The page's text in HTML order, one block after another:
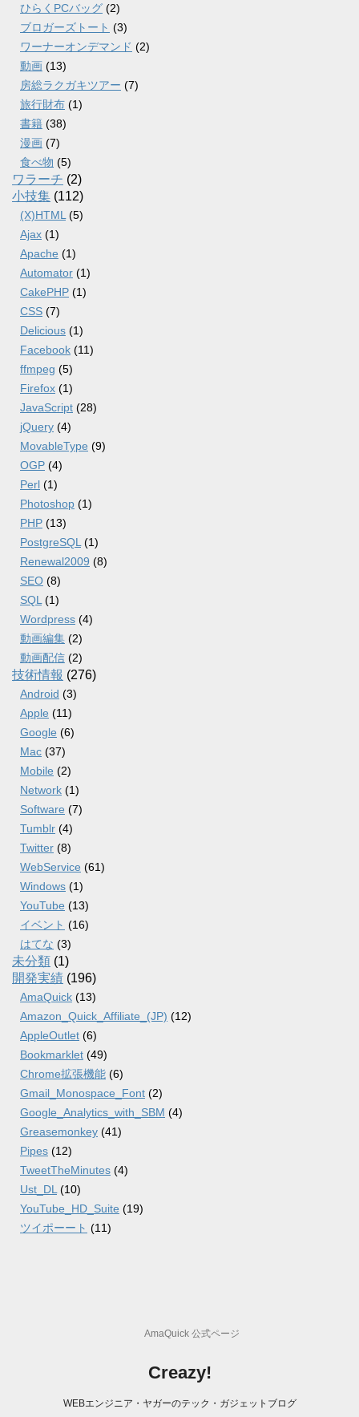
ひらくPCバッグ (2)
ブロガーズトート (3)
ワーナーオンデマンド (2)
動画 (13)
房総ラクガキツアー (7)
旅行財布 (1)
書籍 (38)
漫画 (7)
食べ物 (5)
ワラーチ (2)
小技集 (112)
(X)HTML (5)
Ajax (1)
Apache (1)
Automator (1)
CakePHP (1)
CSS (7)
Delicious (1)
Facebook (11)
ffmpeg (5)
Firefox (1)
JavaScript (28)
jQuery (4)
MovableType (9)
OGP (4)
Perl (1)
Photoshop (1)
PHP (13)
PostgreSQL (1)
Renewal2009 (8)
SEO (8)
SQL (1)
Wordpress (4)
動画編集 (2)
動画配信 (2)
技術情報 (276)
Android (3)
Apple (11)
Google (6)
Mac (37)
Mobile (2)
Network (1)
Software (7)
Tumblr (4)
Twitter (8)
WebService (61)
Windows (1)
YouTube (13)
イベント (16)
はてな (3)
未分類 (1)
開発実績 (196)
AmaQuick (13)
Amazon_Quick_Affiliate_(JP) (12)
AppleOutlet (6)
Bookmarklet (49)
Chrome拡張機能 (6)
Gmail_Monospace_Font (2)
Google_Analytics_with_SBM (4)
Greasemonkey (41)
Pipes (12)
TweetTheMinutes (4)
Ust_DL (10)
YouTube_HD_Suite (19)
ツイポーート (11)
AmaQuick 公式ページ
Creazy!
WEBエンジニア・ヤガーのテック・ガジェットブログ